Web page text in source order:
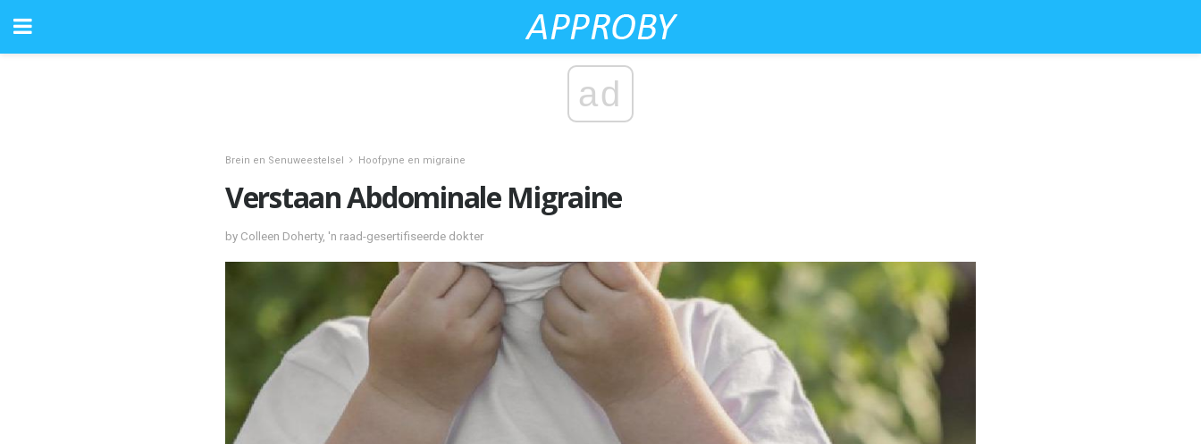
ad
Brein en Senuweestelsel Hoofpyne en migraine
Verstaan ​​Abdominale Migraine
by Colleen Doherty, 'n raad-gesertifiseerde dokter